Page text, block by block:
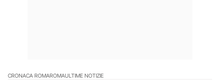
CRONACA ROMAROMAULTIME NOTIZIE